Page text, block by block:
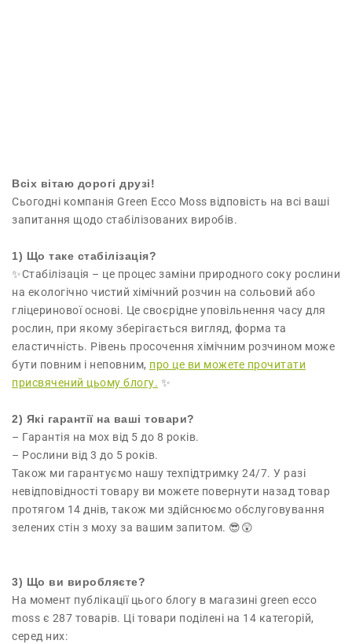
Всіх вітаю дорогі друзі!
Сьогодні компанія Green Ecco Moss відповість на всі ваші
запитання щодо стабілізованих виробів.
1) Що таке стабілізація?
✨Стабілізація – це процес заміни природного соку рослини
на екологічно чистий хімічний розчин на сольовий або
гліцеринової основі. Це своєрідне уповільнення часу для
рослин, при якому зберігається вигляд, форма та
еластичність. Рівень просочення хімічним розчином може
бути повним і неповним, про це ви можете прочитати
присвячений цьому блогу. ✨
2) Які гарантії на ваші товари?
– Гарантія на мох від 5 до 8 років.
– Рослини від 3 до 5 років.
Також ми гарантуємо нашу техпідтримку 24/7. У разі
невідповідності товару ви можете повернути назад товар
протягом 14 днів, також ми здійснюємо обслуговування
зелених стін з моху за вашим запитом. 😎😲
3) Що ви виробляєте?
На момент публікації цього блогу в магазині green ecco
moss є 287 товарів. Ці товари поділені на 14 категорій,
серед них: